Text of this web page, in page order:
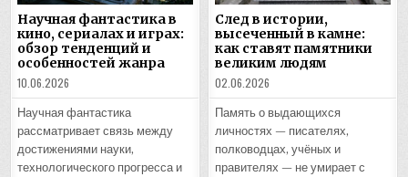
Научная фантастика в
кино, сериалах и играх:
обзор тенденций и
особенностей жанра
10.06.2026
Научная фантастика
рассматривает связь между
достижениями науки,
технологического прогресса и
След в истории,
высеченный в камне:
как ставят памятники
великим людям
02.06.2026
Память о выдающихся
личностях — писателях,
полководцах, учёных и
правителях — не умирает с